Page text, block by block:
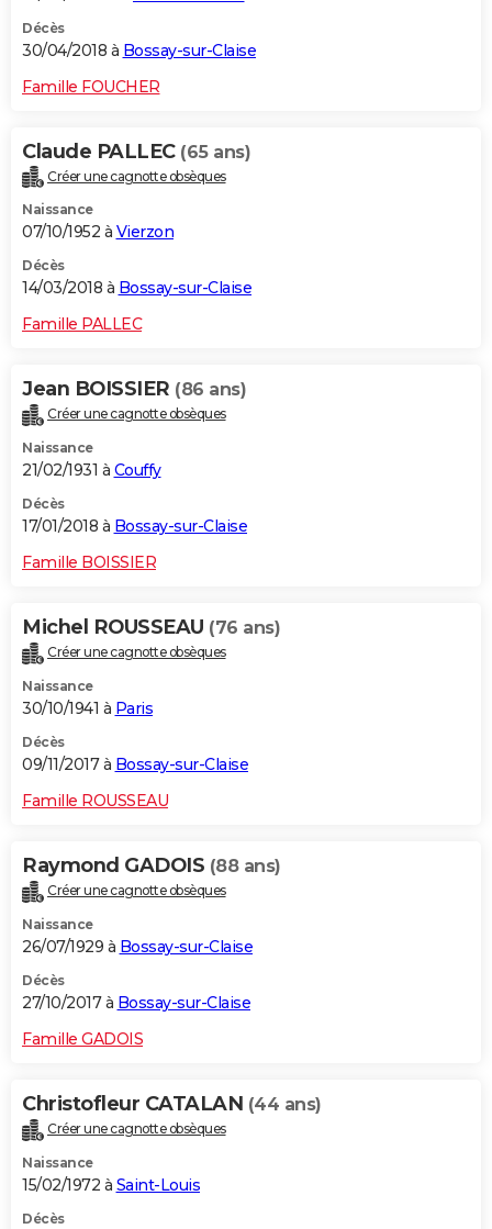
Décès
30/04/2018 à Bossay-sur-Claise
Famille FOUCHER
Claude PALLEC (65 ans)
Créer une cagnotte obsèques
Naissance
07/10/1952 à Vierzon
Décès
14/03/2018 à Bossay-sur-Claise
Famille PALLEC
Jean BOISSIER (86 ans)
Créer une cagnotte obsèques
Naissance
21/02/1931 à Couffy
Décès
17/01/2018 à Bossay-sur-Claise
Famille BOISSIER
Michel ROUSSEAU (76 ans)
Créer une cagnotte obsèques
Naissance
30/10/1941 à Paris
Décès
09/11/2017 à Bossay-sur-Claise
Famille ROUSSEAU
Raymond GADOIS (88 ans)
Créer une cagnotte obsèques
Naissance
26/07/1929 à Bossay-sur-Claise
Décès
27/10/2017 à Bossay-sur-Claise
Famille GADOIS
Christofleur CATALAN (44 ans)
Créer une cagnotte obsèques
Naissance
15/02/1972 à Saint-Louis
Décès